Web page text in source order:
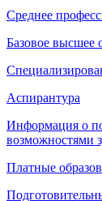
Среднее
Базовое высшее
Аспирантура
Информация о
возможностями
Платные